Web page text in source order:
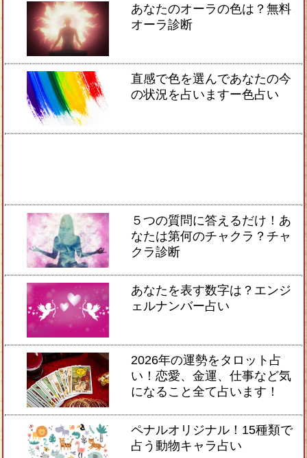
あなたのオーラの色は？無料
オーラ診断
直感で色を選んであなたの今
の状況を占いますー色占い
５つの質問に答えるだけ！あ
なたは第何のチャクラ？チャ
クラ診断
あなたを表す数字は？エンジ
ェルナンバー占い
2026年の運勢をタロット占
い！恋愛、金運、仕事など気
になること全て占います！
ペナルオリジナル！15種類で
占う動物キャラ占い